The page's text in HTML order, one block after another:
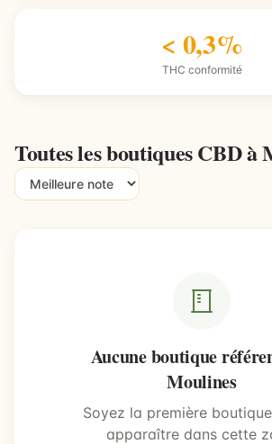
< 0,3%
THC conformité
Toutes les boutiques CBD
Aucune boutique
Moulines
Soyez la première
apparaître dans cette